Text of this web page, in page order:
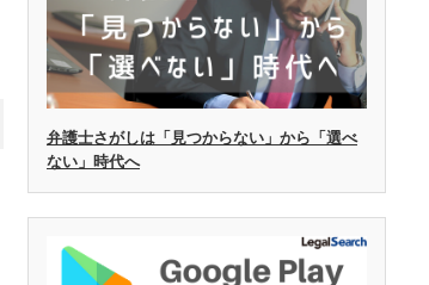
弁護士さがしは「見つからない」から「選べ
ない」時代へ